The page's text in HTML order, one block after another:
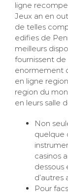
ligne
Jeux an en
de telles
edifies de
meilleurs
fournissent de
enormement
en ligne
region du
en leurs salle
Non
quelque
casinos
dessous
d’autres
Pour